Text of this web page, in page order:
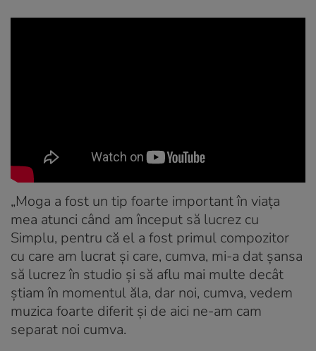
„Moga a fost un tip foarte important în viața
mea atunci când am început să lucrez cu
Simplu, pentru că el a fost primul compozitor
cu care am lucrat și care, cumva, mi-a dat șansa
să lucrez în studio și să aflu mai multe decât
știam în momentul ăla, dar noi, cumva, vedem
muzica foarte diferit și de aici ne-am cam
separat noi cumva.